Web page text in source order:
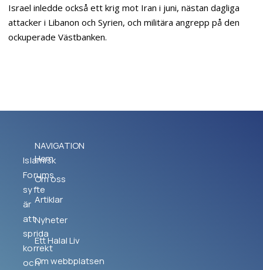
Israel inledde också ett krig mot Iran i juni, nästan dagliga
attacker i Libanon och Syrien, och militära angrepp på den
ockuperade Västbanken.
Islamisk
Forums
syfte
är
att
sprida
korrekt
och
NAVIGATION
Hem
Om oss
Artiklar
Nyheter
Ett Halal Liv
Om webbplatsen